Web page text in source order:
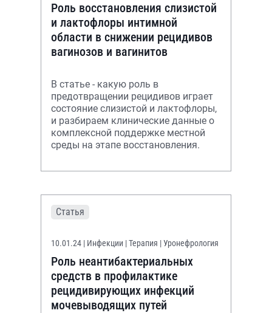
Роль восстановления слизистой
и лактофлоры интимной
области в снижении рецидивов
вагинозов и вагинитов
В статье - какую роль в
предотвращении рецидивов играет
состояние слизистой и лактофлоры,
и разбираем клинические данные о
комплексной поддержке местной
среды на этапе восстановления.
Статья
10.01.24 | Инфекции | Терапия | Уронефрология
Роль неантибактериальных
средств в профилактике
рецидивирующих инфекций
мочевыводящих путей